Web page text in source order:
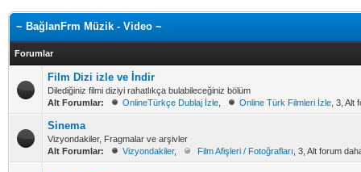
~ BağlanFrm Müzik - Video ~
Forumlar
Film Dizi izle ve İndir
Dilediğiniz filmi diziyi rahatlıkça bulabileceğiniz bölüm
Alt Forumlar:
OnlineTürkçe Dublaj İzle Online Türk Filmleri İzle , 3, Alt
Sinema
Vizyondakiler, Fragmalar ve arşivler
Alt Forumlar:
Vizyondakiler, Film Afişleri / Fotoğrafları , 3, Alt forum